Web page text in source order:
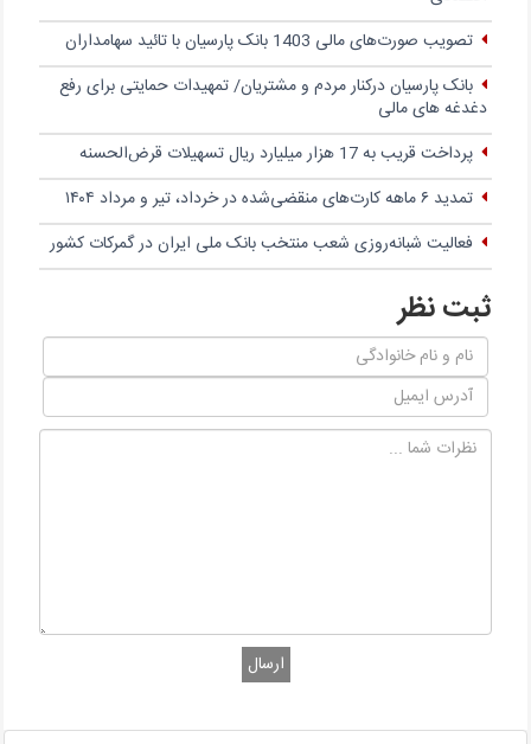
تصویب صورت‌های مالی 1403 بانک پارسیان با تائید سهامداران
بانک پارسیان درکنار مردم و مشتریان/ تمهیدات حمایتی برای رفع
دغدغه های مالی
پرداخت قریب به 17 هزار میلیارد ریال تسهیلات قرض‌الحسنه
تمدید ۶ ماهه کارت‌های منقضی‌شده در خرداد، تیر و مرداد ۱۴۰۴
فعالیت شبانه‌روزی شعب منتخب بانک ملی ایران در گمرکات کشور
ثبت نظر
ارسال